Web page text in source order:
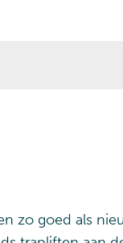
zo goed als